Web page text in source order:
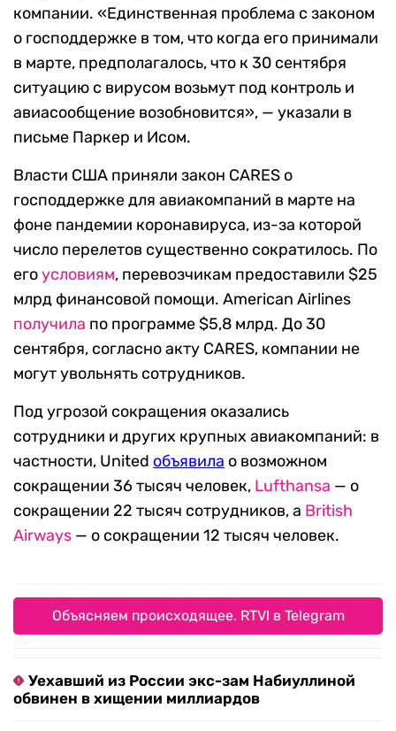
компании. «Единственная проблема с законом
о господдержке в том, что когда его принимали
в марте, предполагалось, что к 30 сентября
ситуацию с вирусом возьмут под контроль и
авиасообщение возобновится», — указали в
письме Паркер и Исом.
Власти США приняли закон CARES о
господдержке для авиакомпаний в марте на
фоне пандемии коронавируса, из-за которой
число перелетов существенно сократилось. По
егоусловиям, перевозчикам предоставили $25
млрд финансовой помощи. American Airlines
получила по программе $5,8 млрд. До 30
сентября, согласно акту CARES, компании не
могут увольнять сотрудников.
Под угрозой сокращения оказались
сотрудники и других крупных авиакомпаний: в
частности, United объявила о возможном
сокращении 36 тысяч человек, Lufthansa — о
сокращении 22 тысяч сотрудников, а British
Airways — о сокращении 12 тысяч человек.
Объясняем происходящее. RTVI в Telegram
Уехавший из России экс-зам Набиуллиной
обвинен в хищении миллиардов